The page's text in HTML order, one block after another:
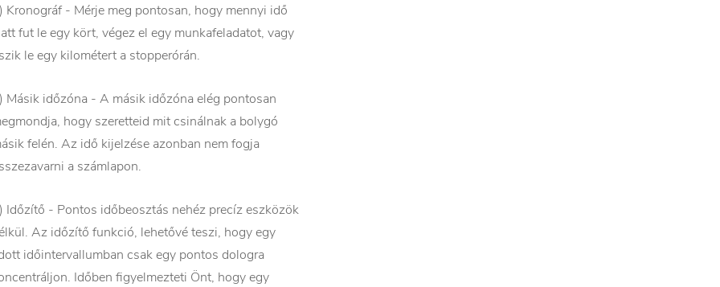
Kronográf - Mérje meg pontosan, hogy mennyi idő
fut le egy kört, végez el egy munkafeladatot, vagy
le egy kilométert a stopperórán.
Másik időzóna - A másik időzóna elég pontosan
hogy szeretteid mit csinálnak a bolygó
felén. Az idő kijelzése azonban nem fogja
a számlapon.
Időzítő - Pontos időbeosztás nehéz precíz eszközök
Az időzítő funkció, lehetővé teszi, hogy egy
időintervallumban csak egy pontos dologra
Időben figyelmezteti Önt, hogy egy